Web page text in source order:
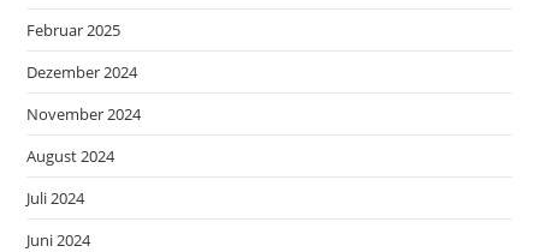
Februar 2025
Dezember 2024
November 2024
August 2024
Juli 2024
Juni 2024